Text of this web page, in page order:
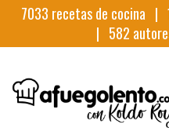
7033 recetas de cocina |
| 582